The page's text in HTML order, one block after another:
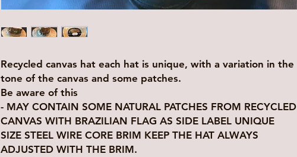
Recycled canvas hat each hat is unique, with a variation in the
tone of the canvas and some patches.
Be aware of this
- MAY CONTAIN SOME NATURAL PATCHES FROM RECYCLED
CANVAS WITH BRAZILIAN FLAG AS SIDE LABEL UNIQUE
SIZE STEEL WIRE CORE BRIM KEEP THE HAT ALWAYS
ADJUSTED WITH THE BRIM.